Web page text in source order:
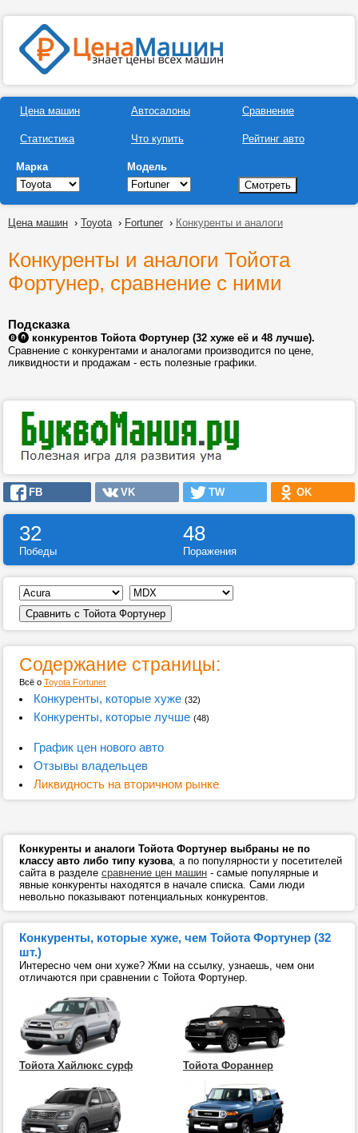
Цена машин
Статистика
Автосалоны
Что купить
Сравнение
Рейтинг авто
Марка Модель
Цена машин › Toyota› Fortuner › Конкуренты и аналоги
Конкуренты и аналоги Тойота
Фортунер, сравнение с ними
Подсказка
❽⓿ конкурентов Тойота Фортунер (32 хуже её и 48 лучше).
Сравнение с конкурентами и аналогами производится по цене,
ликвидности и продажам - есть полезные графики.
FB VK TW OK
32 48
Победы Поражения
Содержание страницы:
Всё о Toyota Fortuner
Конкуренты, которые хуже (32)
Конкуренты, которые лучше (48)
График цен нового авто
Отзывы владельцев
Ликвидность на вторичном рынке
Конкуренты и аналоги Тойота Фортунер выбраны не по
классу авто либо типу кузова, а по популярности у посетителей
сайта в разделе сравнение цен машин - самые популярные и
явные конкуренты находятся в начале списка. Сами люди
невольно показывают потенциальных конкурентов.
Конкуренты, которые хуже, чем Тойота Фортунер (32
шт.)
Интересно чем они хуже? Жми на ссылку, узнаешь, чем они
отличаются при сравнении с Тойота Фортунер.
Тойота Хайлюкс сурф Тойота Фораннер